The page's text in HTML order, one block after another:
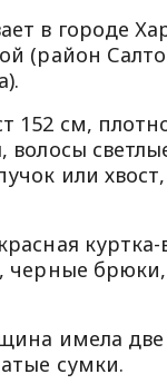
в городе
(район
152 см,
волосы
или хвост,
красная
черные
имела
сумки.